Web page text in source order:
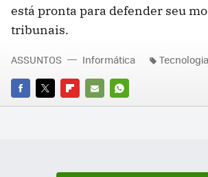
está pronta para defender seu
tribunais.
FACEBOOK
TWITTERFLIPBOARD
E-
WHATSAPP
ASSUNTOS Informática Tecnologia